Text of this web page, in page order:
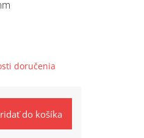
doručenia
do košíka